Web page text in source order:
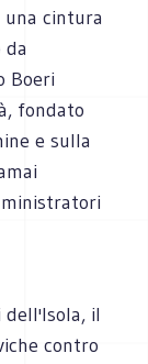
una cintura
da
Boeri
fondato
e sulla
il
contro